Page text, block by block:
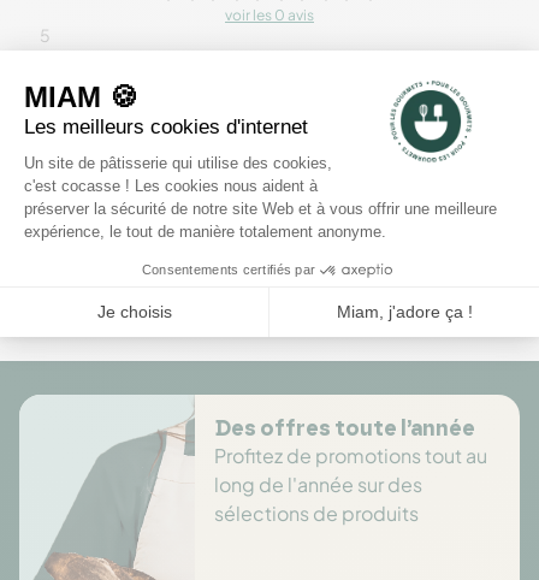
voir les 0 avis
5
4
2
1
Rédiger un avis
Il n'y a pas encore d'avis pour ce produit.
Des offres toute l’année
Profitez de promotions tout au
long de l'année sur des
sélections de produits